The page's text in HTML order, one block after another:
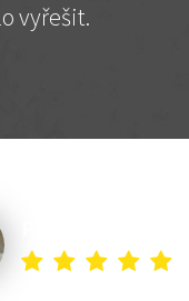
vyřešit.